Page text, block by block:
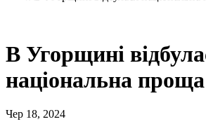
В Угорщині
національна проща
Чер 18, 2024